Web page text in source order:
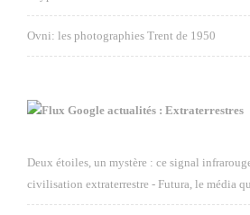
Ovni: les photographies Trent de 1950
Google actualités : Extraterrestres
Deux étoiles, un mystère : ce signal
civilisation extraterrestre - Futura, le média